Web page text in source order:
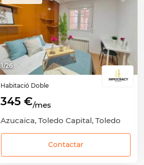
1/26
Habitació Doble
345 €/mes
Azucaica, Toledo Capital, Toledo
Contactar